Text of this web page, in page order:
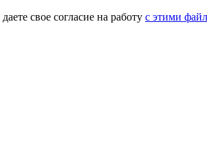
свое согласие на работу с этими